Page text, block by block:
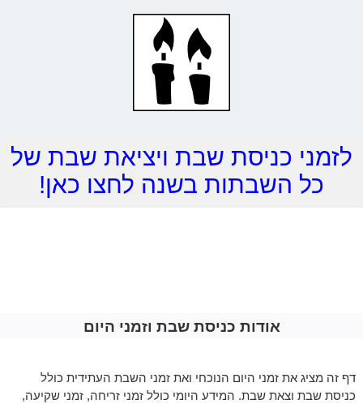
לזמני כניסת שבת ויציאת שבת של
כל השבתות בשנה לחצו כאן!
אודות כניסת שבת וזמני היום
דף זה מציג את זמני היום הנוכחי ואת זמני השבת העתידית כולל
כניסת שבת וצאת שבת. המידע היומי כולל זמני זריחה, זמני שקיעה,